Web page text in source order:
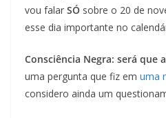
vou falar SÓ sobre o 20 de
esse dia importante no
Consciência Negra: será que
uma pergunta que fiz em uma
considero ainda um